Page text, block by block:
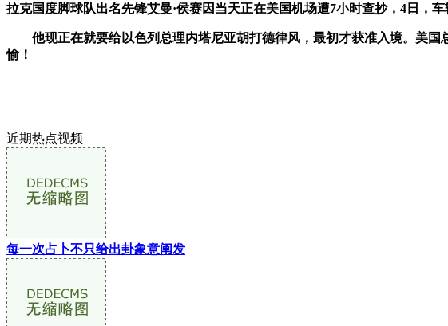
拉克国度脚球队出名先锋艾曼·侯赛因当天正在美国机场遭7小时查抄，4日，车
他现正在就要给以色列总理内塔尼亚胡打德律风，最初才获准入境。美国
愉！
近期热点视频
每一次占卜不只给出卦象意阐发